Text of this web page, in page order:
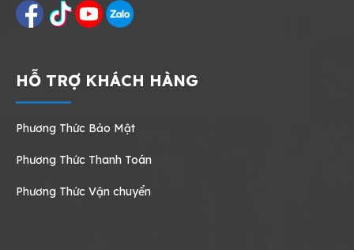
HỖ TRỢ KHÁCH HÀNG
Phương Thức Bảo Mật
Phương Thức Thanh Toán
Phương Thức Vận chuyển